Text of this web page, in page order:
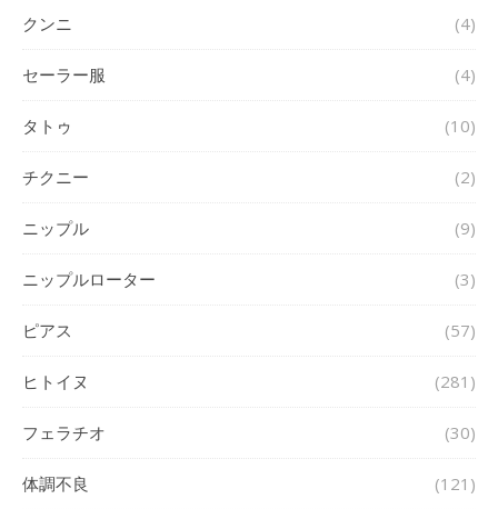
クンニ (4)
セーラー服 (4)
タトゥ (10)
チクニー (2)
ニップル (9)
ニップルローター (3)
ピアス (57)
ヒトイヌ (281)
フェラチオ (30)
体調不良 (121)